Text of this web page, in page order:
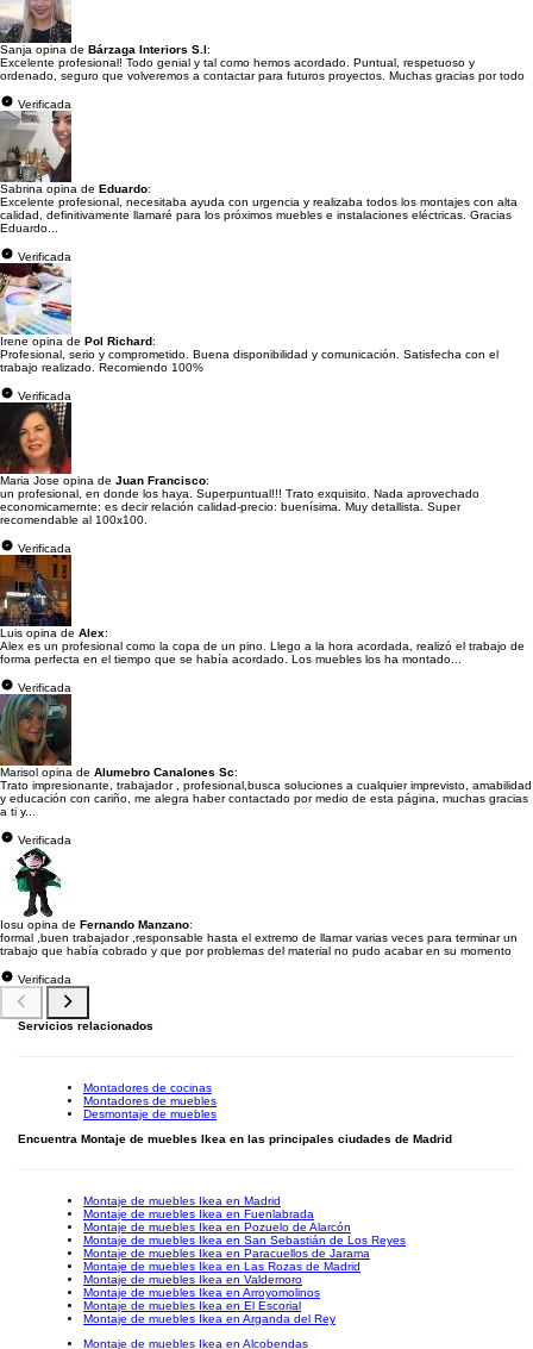
Sanja opina de Bárzaga Interiors S.l:
Excelente profesional! Todo genial y tal como hemos acordado. Puntual, respetuoso y
ordenado, seguro que volveremos a contactar para futuros proyectos. Muchas gracias por todo
Verificada
Sabrina opina de Eduardo:
Excelente profesional, necesitaba ayuda con urgencia y realizaba todos los montajes con alta
calidad, definitivamente llamaré para los próximos muebles e instalaciones eléctricas. Gracias
Eduardo...
Verificada
Irene opina de Pol Richard:
Profesional, serio y comprometido. Buena disponibilidad y comunicación. Satisfecha con el
trabajo realizado. Recomiendo 100%
Verificada
Maria Jose opina de Juan Francisco:
un profesional, en donde los haya. Superpuntual!!! Trato exquisito. Nada aprovechado
economicamernte: es decir relación calidad-precio: buenísima. Muy detallista. Super
recomendable al 100x100.
Verificada
Luis opina de Alex:
Alex es un profesional como la copa de un pino. Llego a la hora acordada, realizó el trabajo de
forma perfecta en el tiempo que se había acordado. Los muebles los ha montado...
Verificada
Marisol opina de Alumebro Canalones Sc:
Trato impresionante, trabajador , profesional,busca soluciones a cualquier imprevisto, amabilidad
y educación con cariño, me alegra haber contactado por medio de esta página, muchas gracias
a ti y...
Verificada
Iosu opina de Fernando Manzano:
formal ,buen trabajador ,responsable hasta el extremo de llamar varias veces para terminar un
trabajo que había cobrado y que por problemas del material no pudo acabar en su momento
Verificada
Servicios relacionados
Montadores de cocinas
Montadores de muebles
Desmontaje de muebles
Encuentra Montaje de muebles Ikea en las principales ciudades de Madrid
Montaje de muebles Ikea en Madrid
Montaje de muebles Ikea en Fuenlabrada
Montaje de muebles Ikea en Pozuelo de Alarcón
Montaje de muebles Ikea en San Sebastián de Los Reyes
Montaje de muebles Ikea en Paracuellos de Jarama
Montaje de muebles Ikea en Las Rozas de Madrid
Montaje de muebles Ikea en Valdemoro
Montaje de muebles Ikea en Arroyomolinos
Montaje de muebles Ikea en El Escorial
Montaje de muebles Ikea en Arganda del Rey
Montaje de muebles Ikea en Alcobendas